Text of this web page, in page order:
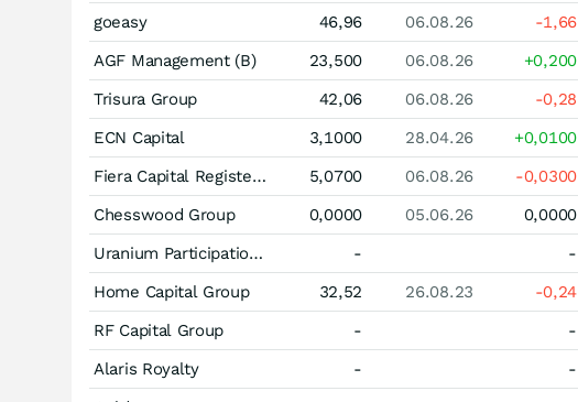
goeasy 46,96 06.08.26 -1,66
AGF Management (B) 23,500 06.08.26 +0,200
Trisura Group 42,06 06.08.26 -0,28
ECN Capital 3,1000 28.04.26 +0,0100
Fiera Capital Registered (A) 5,0700 06.08.26 -0,0300
Chesswood Group 0,0000 05.06.26 0,0000
Uranium Participation Corporation - -
Home Capital Group 32,52 26.08.23 -0,24
RF Capital Group - -
Alaris Royalty - -